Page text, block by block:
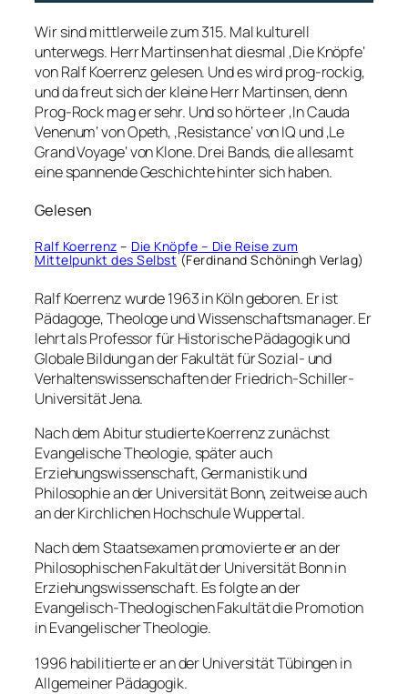
Wir sind mittlerweile zum 315. Mal kulturell
unterwegs. Herr Martinsen hat diesmal ‚Die Knöpfe‘
von Ralf Koerrenz gelesen. Und es wird prog-rockig,
und da freut sich der kleine Herr Martinsen, denn
Prog-Rock mag er sehr. Und so hörte er ‚In Cauda
Venenum‘ von Opeth, ‚Resistance‘ von IQ und ‚Le
Grand Voyage‘ von Klone. Drei Bands, die allesamt
eine spannende Geschichte hinter sich haben.
Gelesen
Ralf Koerrenz – Die Knöpfe – Die Reise zum
Mittelpunkt des Selbst(Ferdinand Schöningh Verlag)
Ralf Koerrenz wurde 1963 in Köln geboren. Er ist
Pädagoge, Theologe und Wissenschaftsmanager. Er
lehrt als Professor für Historische Pädagogik und
Globale Bildung an der Fakultät für Sozial- und
Verhaltenswissenschaften der Friedrich-Schiller-
Universität Jena.
Nach dem Abitur studierte Koerrenz zunächst
Evangelische Theologie, später auch
Erziehungswissenschaft, Germanistik und
Philosophie an der Universität Bonn, zeitweise auch
an der Kirchlichen Hochschule Wuppertal.
Nach dem Staatsexamen promovierte er an der
Philosophischen Fakultät der Universität Bonn in
Erziehungswissenschaft. Es folgte an der
Evangelisch-Theologischen Fakultät die Promotion
in Evangelischer Theologie.
1996 habilitierte er an der Universität Tübingen in
Allgemeiner Pädagogik.